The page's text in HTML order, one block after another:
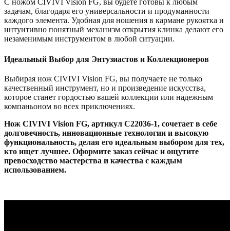
С ножом CIVIVI Vision FG, вы будете готовы к любым
задачам, благодаря его универсальности и продуманности
каждого элемента. Удобная для ношения в кармане рукоятка и
интуитивно понятный механизм открытия клинка делают его
незаменимым инструментом в любой ситуации.
Идеальный Выбор для Энтузиастов и Коллекционеров
Выбирая нож CIVIVI Vision FG, вы получаете не только
качественный инструмент, но и произведение искусства,
которое станет гордостью вашей коллекции или надежным
компаньоном во всех приключениях.
Нож CIVIVI Vision FG, артикул C22036-1, сочетает в себе
долговечность, инновационные технологии и высокую
функциональность, делая его идеальным выбором для тех,
кто ищет лучшее. Оформите заказ сейчас и ощутите
превосходство мастерства и качества с каждым
использованием.